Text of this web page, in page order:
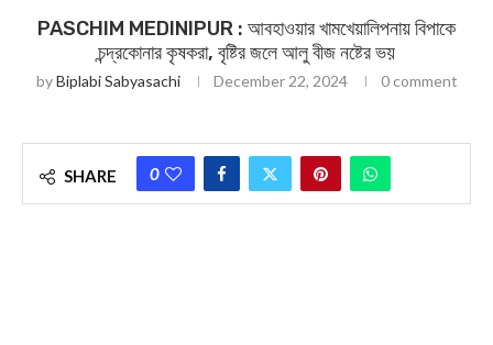
PASCHIM MEDINIPUR : আবহাওয়ার খামখেয়ালিপনায় বিপাকে
চন্দ্রকোনার কৃষকরা, বৃষ্টির জলে আলু বীজ নষ্টের ভয়
byBiplabi Sabyasachi December 22, 2024 0 comment
SHARE 0